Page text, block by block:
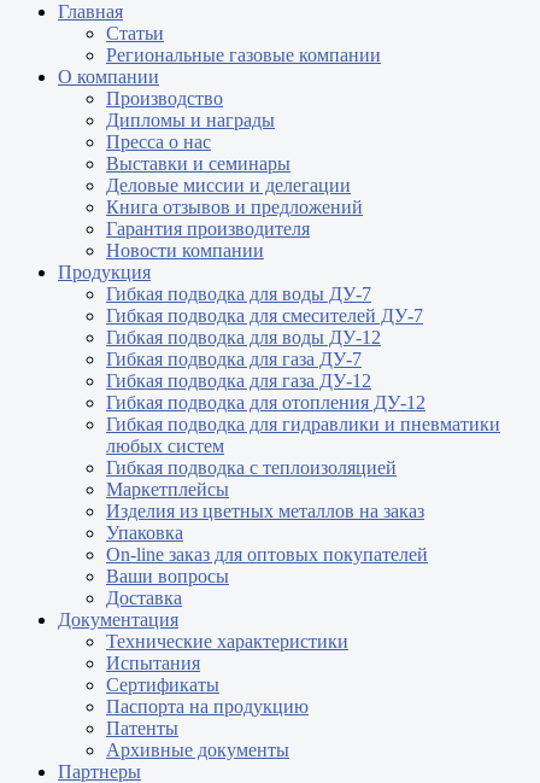
Главная
Статьи
Региональные газовые компании
О компании
Производство
Дипломы и награды
Пресса о нас
Выставки и семинары
Деловые миссии и делегации
Книга отзывов и предложений
Гарантия производителя
Новости компании
Продукция
Гибкая подводка для воды ДУ-7
Гибкая подводка для смесителей ДУ-7
Гибкая подводка для воды ДУ-12
Гибкая подводка для газа ДУ-7
Гибкая подводка для газа ДУ-12
Гибкая подводка для отопления ДУ-12
Гибкая подводка для гидравлики и пневматики
любых систем
Гибкая подводка с теплоизоляцией
Маркетплейсы
Изделия из цветных металлов на заказ
Упаковка
On-line заказ для оптовых покупателей
Ваши вопросы
Доставка
Документация
Технические характеристики
Испытания
Сертификаты
Паспорта на продукцию
Патенты
Архивные документы
Партнеры